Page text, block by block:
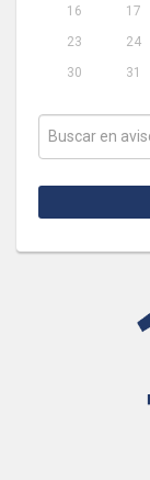
16
17
23
24
30
31